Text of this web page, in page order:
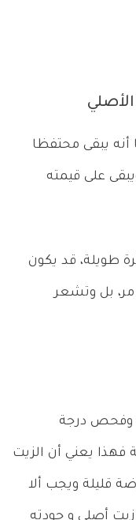
أنه يبقى محتفظا
على قيمته
طويلة، قد يكون
بل وتشعر
وفحص درجة
فهذا يعني أن الزيت
قليلة ويجب ألا
زيت أصلي و جودته